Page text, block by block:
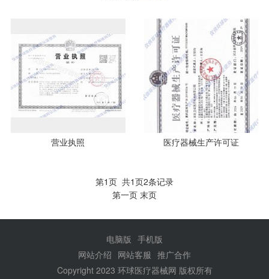
营业执照 医疗器械生产许可证
第1页 共1页2条记录
第一页 末页
电脑版 手机版
网站介绍 网站客服 推广合作
Copyright 2023 环球医疗器械网 版权所有